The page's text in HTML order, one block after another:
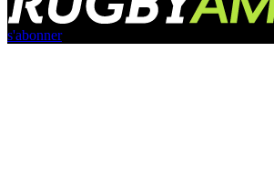
s'abonner